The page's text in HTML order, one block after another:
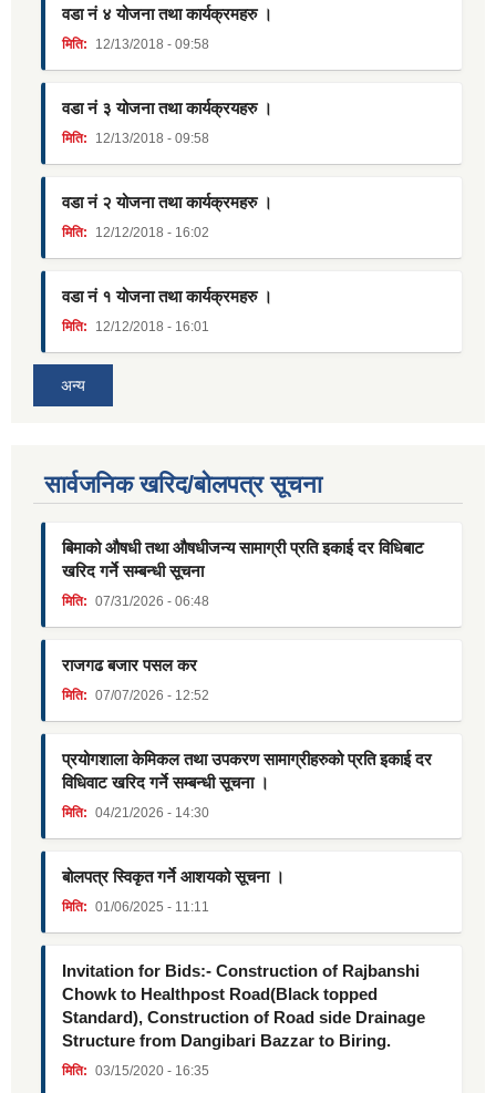
वडा नं ४ योजना तथा कार्यक्रमहरु ।
मिति: 12/13/2018 - 09:58
वडा नं ३ योजना तथा कार्यक्रयहरु ।
मिति: 12/13/2018 - 09:58
वडा नं २ योजना तथा कार्यक्रमहरु ।
मिति: 12/12/2018 - 16:02
वडा नं १ योजना तथा कार्यक्रमहरु ।
मिति: 12/12/2018 - 16:01
अन्य
सार्वजनिक खरिद/बोलपत्र सूचना
बिमाको औषधी तथा औषधीजन्य सामाग्री प्रति इकाई दर विधिबाट
खरिद गर्ने सम्बन्धी सूचना
मिति: 07/31/2026 - 06:48
राजगढ बजार पसल कर
मिति: 07/07/2026 - 12:52
प्रयोगशाला केमिकल तथा उपकरण सामाग्रीहरुको प्रति इकाई दर
विधिवाट खरिद गर्ने सम्बन्धी सूचना ।
मिति: 04/21/2026 - 14:30
बोलपत्र स्विकृत गर्ने आशयको सूचना ।
मिति: 01/06/2025 - 11:11
Invitation for Bids:- Construction of Rajbanshi
Chowk to Healthpost Road(Black topped
Standard), Construction of Road side Drainage
Structure from Dangibari Bazzar to Biring.
मिति: 03/15/2020 - 16:35